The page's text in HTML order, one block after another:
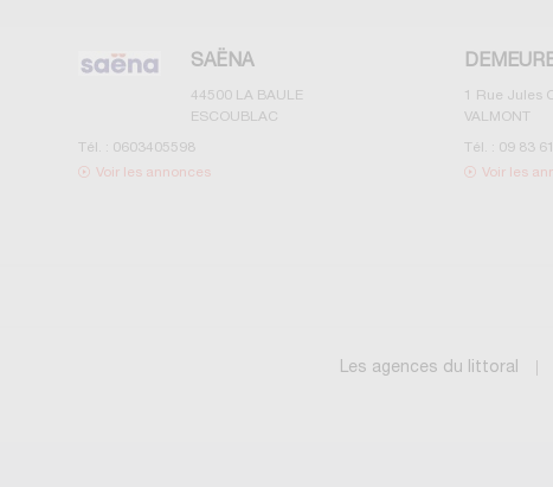
SAËNA
44500 LA BAULE
ESCOUBLAC
Tél. : 0603405598
Voir les annonces
1 Rue Jules
VALMONT
Tél. : 09 83
Voir les
Les agences du littoral